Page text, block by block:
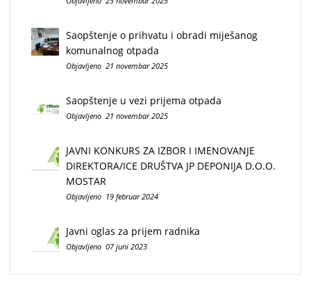
Saopštenje o prihvatu i obradi miješanog
komunalnog otpada
Objavljeno 21 novembar 2025
Saopštenje u vezi prijema otpada
Objavljeno 21 novembar 2025
JAVNI KONKURS ZA IZBOR I IMENOVANJE
DIREKTORA/ICE DRUŠTVA JP DEPONIJA D.O.O.
MOSTAR
Objavljeno 19 februar 2024
Javni oglas za prijem radnika
Objavljeno 07 juni 2023